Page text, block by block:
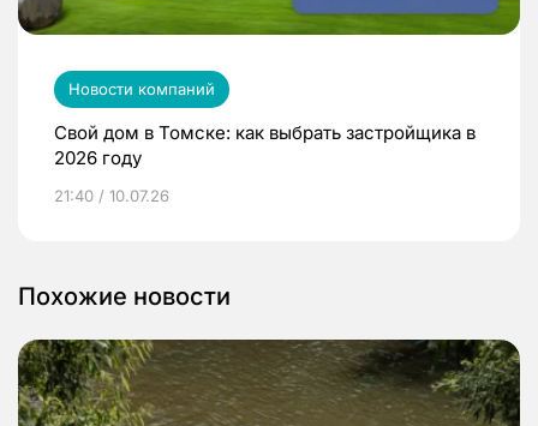
Новости компаний
Свой дом в Томске: как выбрать застройщика в
2026 году
21:40 / 10.07.26
Похожие новости